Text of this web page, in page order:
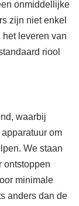
onmiddellijke
zijn niet enkel
leveren van
riool
waarbij
om
We staan
ontstoppen
minimale
anders dan de